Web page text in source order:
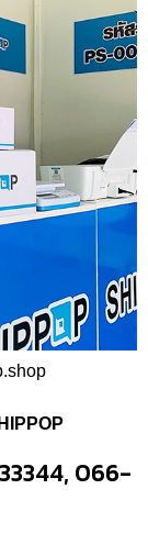
066-